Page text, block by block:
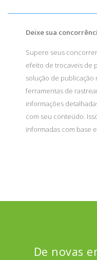
Deixe sua
Supere seus
efeito de trocaveis de
solução de publicação
ferramentas de
informações
com seu conteúdo.
informadas com base
De novas